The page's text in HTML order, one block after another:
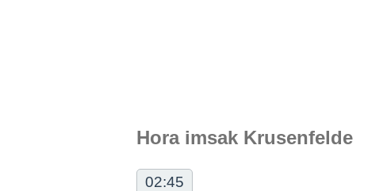
Hora imsak Krusenfelde
02:45